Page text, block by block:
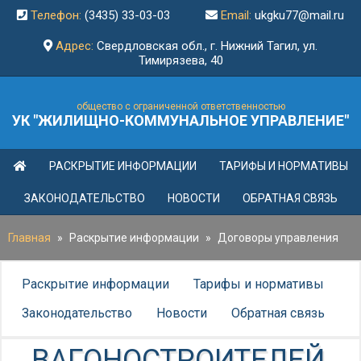
Телефон: (3435) 33-03-03 Email: ukgku77@mail.ru
Адрес: Свердловская обл., г. Нижний Тагил, ул.
Тимирязева, 40
общество с ограниченной ответственностью
УК "ЖИЛИЩНО-КОММУНАЛЬНОЕ УПРАВЛЕНИЕ"
РАСКРЫТИЕ ИНФОРМАЦИИ ТАРИФЫ И НОРМАТИВЫ
ЗАКОНОДАТЕЛЬСТВО НОВОСТИ ОБРАТНАЯ СВЯЗЬ
Главная » Раскрытие информации » Договоры управления
Раскрытие информации
Тарифы и нормативы
Законодательство
Новости Обратная связь